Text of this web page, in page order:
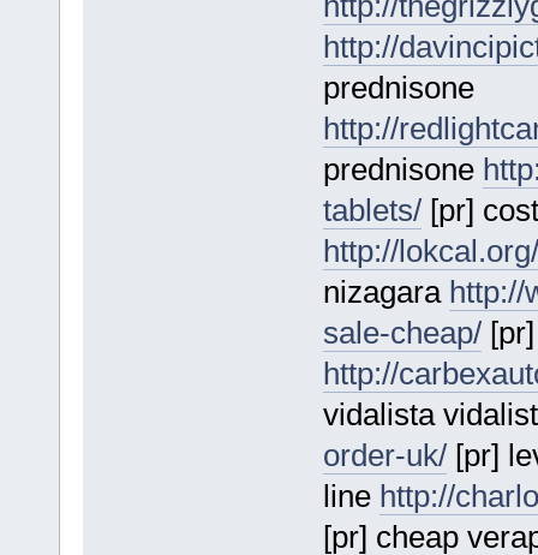
http://
prednisone
http://
prednisone
tablets/[pr]
http://
nizagara http://
sale-cheap/[pr]
http://
vidalista
order-uk/[pr]
line http://
[pr] cheap